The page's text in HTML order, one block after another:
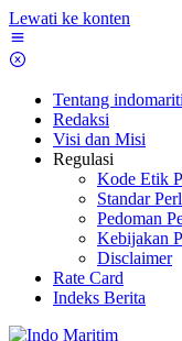
Lewati ke konten
Tentang
Redaksi
Visi dan Misi
Regulasi
Kode Etik
Standar
Pedoman
Kebijakan
Disclaimer
Rate Card
Indeks Berita